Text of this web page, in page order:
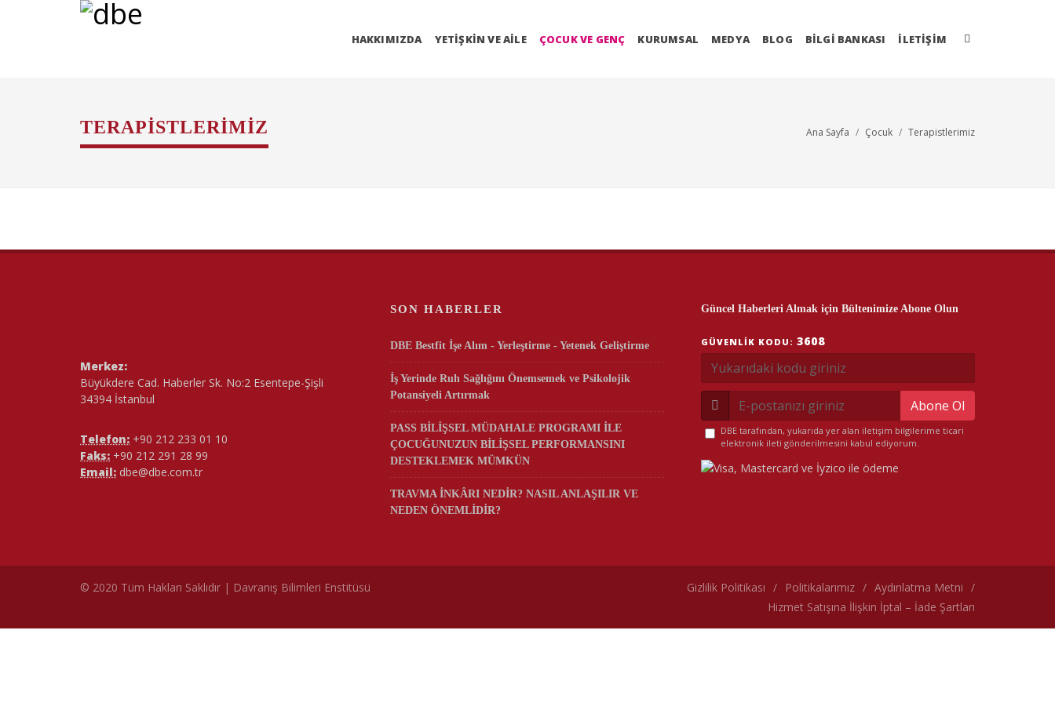
HAKKIMIZDA YETIŞKIN VE AILE ÇOCUK VE GENÇ KURUMSAL MEDYA BLOG BİLGİ BANKASI İLETIŞIM
TERAPISTLERIMIZ Ana Sayfa Çocuk Terapistlerimiz
Merkez:
Büyükdere Cad. Haberler Sk. No:2 Esentepe-Şişli
34394 İstanbul
Telefon: +90 212 233 01 10
Faks: +90 212 291 28 99
Email: dbe@dbe.com.tr
SON HABERLER
DBE Bestfit İşe Alım - Yerleştirme - Yetenek Geliştirme
İş Yerinde Ruh Sağlığını Önemsemek ve Psikolojik
Potansiyeli Artırmak
PASS BİLİŞSEL MÜDAHALE PROGRAMI İLE
ÇOCUĞUNUZUN BİLİŞSEL PERFORMANSINI
DESTEKLEMEK MÜMKÜN
TRAVMA İNKÂRI NEDİR? NASIL ANLAŞILIR VE
NEDEN ÖNEMLİDİR?
Güncel Haberleri Almak için Bültenimize Abone Olun
GÜVENLIK KODU: 3608
Abone Ol
DBE tarafından, yukarıda yer alan iletişim bilgilerime ticari
elektronik ileti gönderilmesini kabul ediyorum.
© 2020 Tüm Hakları Saklıdır | Davranış Bilimleri Enstitüsü Gizlilik Politikası / Politikalarımız / Aydınlatma Metni /
Hizmet Satışına İlişkin İptal – İade Şartları